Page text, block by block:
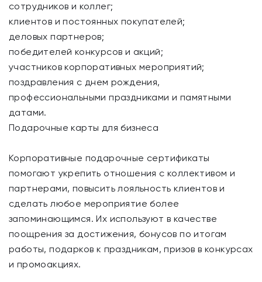
сотрудников и коллег;
клиентов и постоянных покупателей;
деловых партнеров;
победителей конкурсов и акций;
участников корпоративных мероприятий;
поздравления с днем рождения,
профессиональными праздниками и памятными
датами.
Подарочные карты для бизнеса
Корпоративные подарочные сертификаты
помогают укрепить отношения с коллективом и
партнерами, повысить лояльность клиентов и
сделать любое мероприятие более
запоминающимся. Их используют в качестве
поощрения за достижения, бонусов по итогам
работы, подарков к праздникам, призов в конкурсах
и промоакциях.